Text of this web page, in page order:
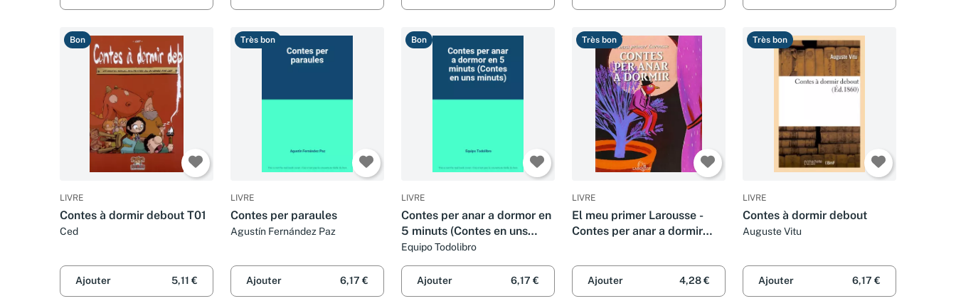
Bon
LIVRE
Contes à dormir debout T01
Ced
Ajouter 5,11 €
Très bon
LIVRE
Contes per paraules
Agustín Fernández Paz
Ajouter 6,17 €
Bon
LIVRE
Contes per anar a dormor en
5 minuts (Contes en uns
minuts)
Equipo Todolibro
Ajouter 6,17 €
Très bon
LIVRE
El meu primer Larousse -
Contes per anar a dormir
Catalán - A Partir De 5/6
Años)
Ajouter 4,28 €
Très bon
LIVRE
Contes à dormir debout
Auguste Vitu
Ajouter 6,17 €